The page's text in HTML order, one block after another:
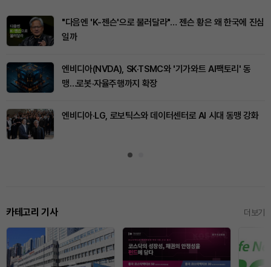
"다음엔 'K-젠슨'으로 불러달라"… 젠슨 황은 왜 한국에 진심
일까
엔비디아(NVDA), SK·TSMC와 '기가와트 AI팩토리' 동
맹…로봇·자율주행까지 확장
엔비디아·LG, 로보틱스와 데이터센터로 AI 시대 동맹 강화
카테고리 기사 더보기